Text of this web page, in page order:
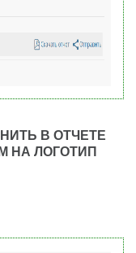
В ОТЧЕТЕ
НА ЛОГОТИП